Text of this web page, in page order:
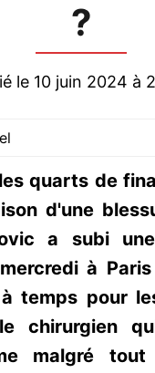
?
le 10 juin 2024 à
quarts de
d'une
a subi
à
temps pour
le chirurgien
malgré